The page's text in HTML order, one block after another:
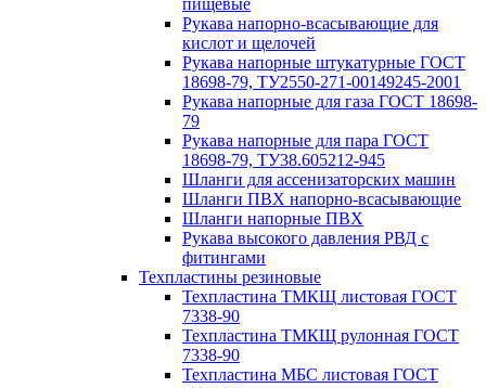
пищевые
Рукава напорно-всасывающие для
кислот и щелочей
Рукава напорные штукатурные ГОСТ
18698-79, ТУ2550-271-00149245-2001
Рукава напорные для газа ГОСТ 18698-
79
Рукава напорные для пара ГОСТ
18698-79, ТУ38.605212-945
Шланги для ассенизаторских машин
Шланги ПВХ напорно-всасывающие
Шланги напорные ПВХ
Рукава высокого давления РВД с
фитингами
Техпластины резиновые
Техпластина ТМКЩ листовая ГОСТ
7338-90
Техпластина ТМКЩ рулонная ГОСТ
7338-90
Техпластина МБС листовая ГОСТ